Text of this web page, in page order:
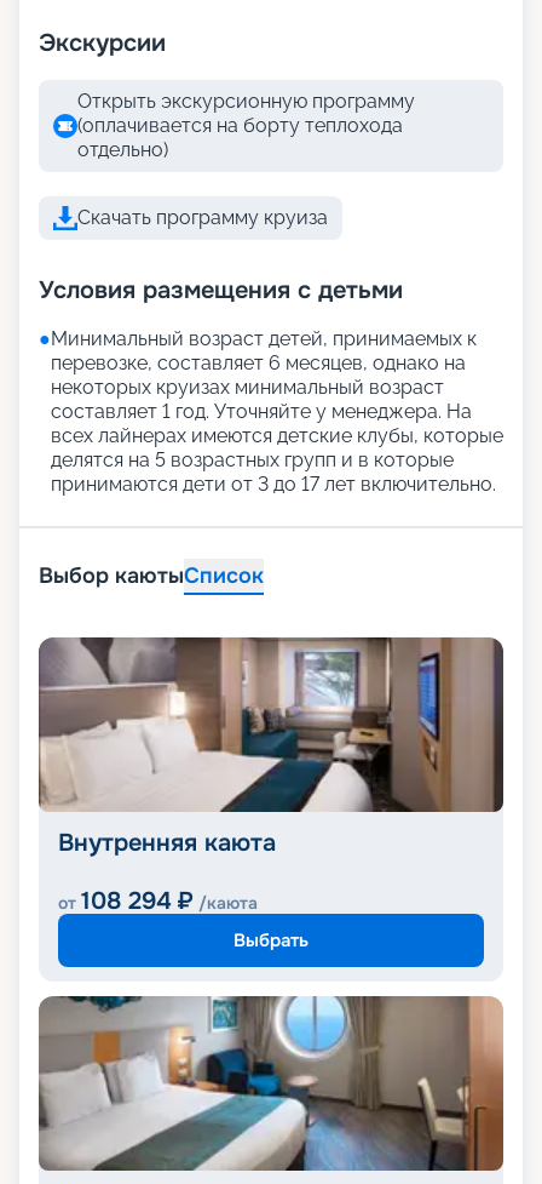
Экскурсии
Открыть экскурсионную программу
(оплачивается на борту теплохода
отдельно)
Скачать программу круиза
Условия размещения с детьми
●Минимальный возраст детей, принимаемых к
перевозке, составляет 6 месяцев, однако на
некоторых круизах минимальный возраст
составляет 1 год. Уточняйте у менеджера. На
всех лайнерах имеются детские клубы, которые
делятся на 5 возрастных групп и в которые
принимаются дети от 3 до 17 лет включительно.
Выбор каютыСписок
Внутренняя каюта
от 108 294 ₽ /каюта
Выбрать